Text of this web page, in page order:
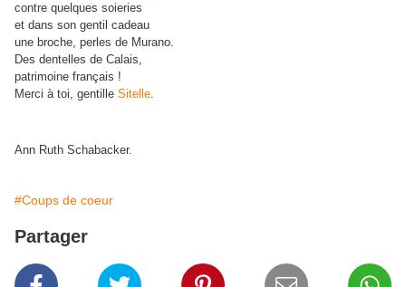
contre quelques soieries
et dans son gentil cadeau
une broche, perles de Murano.
Des dentelles de Calais,
patrimoine français !
Merci à toi, gentille Sitelle.
Ann Ruth Schabacker.
#Coups de coeur
Partager